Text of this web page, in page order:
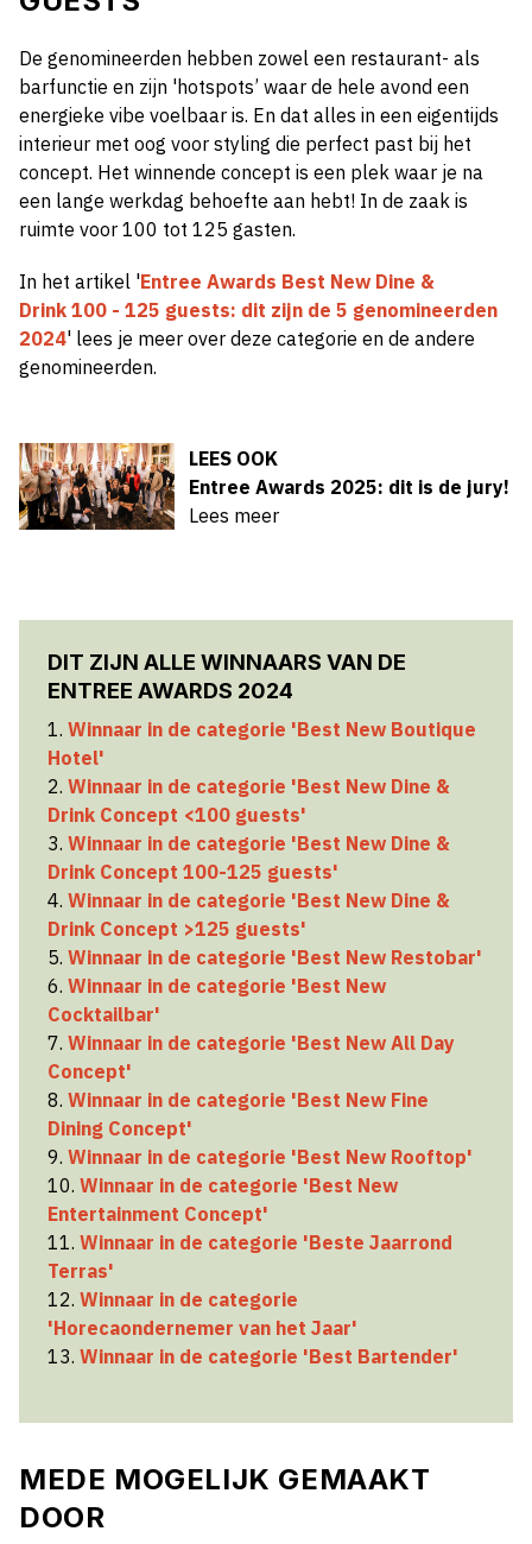
De genomineerden hebben zowel een restaurant- als
barfunctie en zijn 'hotspots’ waar de hele avond een
energieke vibe voelbaar is. En dat alles in een eigentijds
interieur met oog voor styling die perfect past bij het
concept. Het winnende concept is een plek waar je na
een lange werkdag behoefte aan hebt! In de zaak is
ruimte voor 100 tot 125 gasten.
In het artikel 'Entree Awards Best New Dine &
Drink 100 - 125 guests: dit zijn de 5 genomineerden
2024' lees je meer over deze categorie en de andere
genomineerden.
LEES OOK
Entree Awards 2025: dit is de jury!
Lees meer
DIT ZIJN ALLE WINNAARS VAN DE
ENTREE AWARDS 2024
1. Winnaar in de categorie 'Best New Boutique
Hotel'
2. Winnaar in de categorie 'Best New Dine &
Drink Concept <100 guests'
3. Winnaar in de categorie 'Best New Dine &
Drink Concept 100-125 guests'
4. Winnaar in de categorie 'Best New Dine &
Drink Concept >125 guests'
5. Winnaar in de categorie 'Best New Restobar'
6. Winnaar in de categorie 'Best New
Cocktailbar'
7. Winnaar in de categorie 'Best New All Day
Concept'
8. Winnaar in de categorie 'Best New Fine
Dining Concept'
9. Winnaar in de categorie 'Best New Rooftop'
10. Winnaar in de categorie 'Best New
Entertainment Concept'
11. Winnaar in de categorie 'Beste Jaarrond
Terras'
12. Winnaar in de categorie
'Horecaondernemer van het Jaar'
13. Winnaar in de categorie 'Best Bartender'
MEDE MOGELIJK GEMAAKT
DOOR